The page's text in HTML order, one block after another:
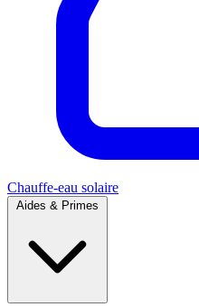
Chauffe-eau solaire